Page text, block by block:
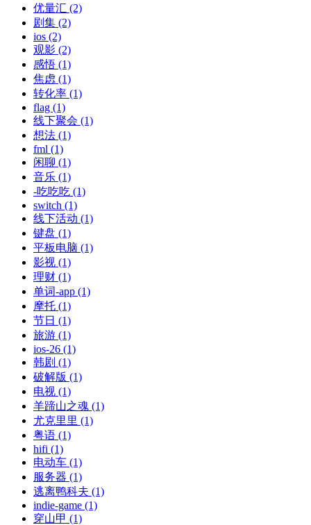
优量汇 (2)
剧集 (2)
ios (2)
观影 (2)
感悟 (1)
焦虑 (1)
转化率 (1)
flag (1)
线下聚会 (1)
想法 (1)
fml (1)
闲聊 (1)
音乐 (1)
-吃吃吃 (1)
switch (1)
线下活动 (1)
键盘 (1)
平板电脑 (1)
影视 (1)
理财 (1)
单词-app (1)
摩托 (1)
节日 (1)
旅游 (1)
ios-26 (1)
韩剧 (1)
破解版 (1)
电视 (1)
羊蹄山之魂 (1)
尤克里里 (1)
粤语 (1)
hifi (1)
电动车 (1)
服务器 (1)
逃离鸭科夫 (1)
indie-game (1)
穿山甲 (1)